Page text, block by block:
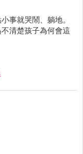
事就哭鬧、躺地。
清楚孩子為何會這